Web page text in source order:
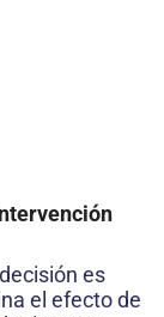
es
el efecto de